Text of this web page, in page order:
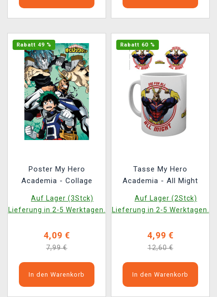
Rabatt 49 %
Poster My Hero
Academia - Collage
Auf Lager (3Stck)
Lieferung in 2-5 Werktagen.
4,09 €
7,99 €
In den Warenkorb
Rabatt 60 %
Tasse My Hero
Academia - All Might
Auf Lager (2Stck)
Lieferung in 2-5 Werktagen.
4,99 €
12,60 €
In den Warenkorb